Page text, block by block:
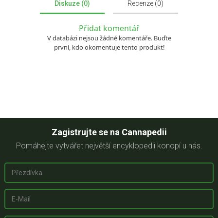
Diskuze (0) Recenze (0)
Přidat komentář
V databázi nejsou žádné komentáře. Buďte
první, kdo okomentuje tento produkt!
Zagistrujte se na Cannapedii
Pomáhejte vytvářet největší encyklopedii konopí u nás.